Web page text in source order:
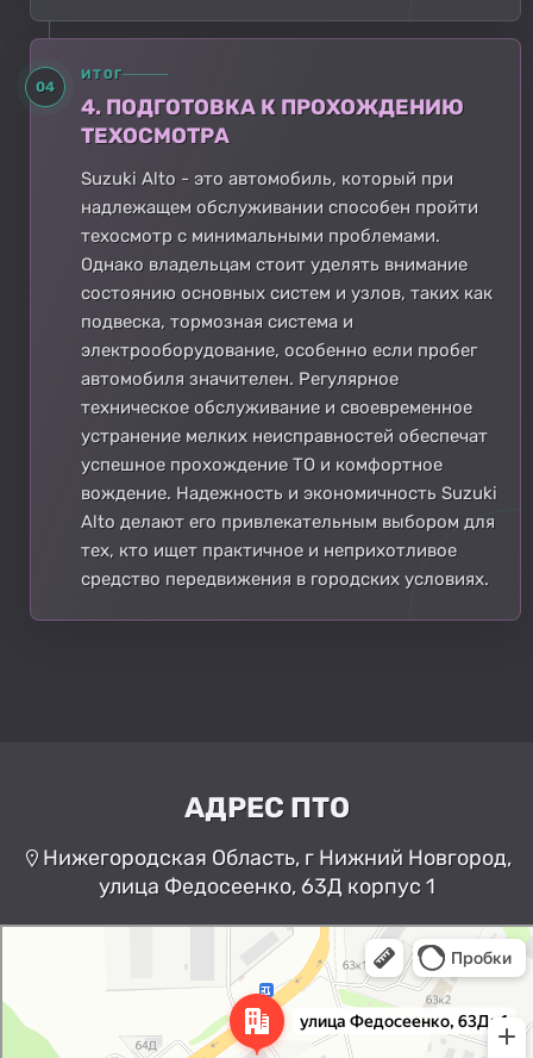
04
ИТОГ
4. ПОДГОТОВКА К ПРОХОЖДЕНИЮ
ТЕХОСМОТРА
Suzuki Alto - это автомобиль, который при
надлежащем обслуживании способен пройти
техосмотр с минимальными проблемами.
Однако владельцам стоит уделять внимание
состоянию основных систем и узлов, таких как
подвеска, тормозная система и
электрооборудование, особенно если пробег
автомобиля значителен. Регулярное
техническое обслуживание и своевременное
устранение мелких неисправностей обеспечат
успешное прохождение ТО и комфортное
вождение. Надежность и экономичность Suzuki
Alto делают его привлекательным выбором для
тех, кто ищет практичное и неприхотливое
средство передвижения в городских условиях.
АДРЕС ПТО
Нижегородская Область, г Нижний Новгород,
улица Федосеенко, 63Д корпус 1
Нижний Новгород
Улица Федосеенко, 63Дк1 —
Яндекс Карты